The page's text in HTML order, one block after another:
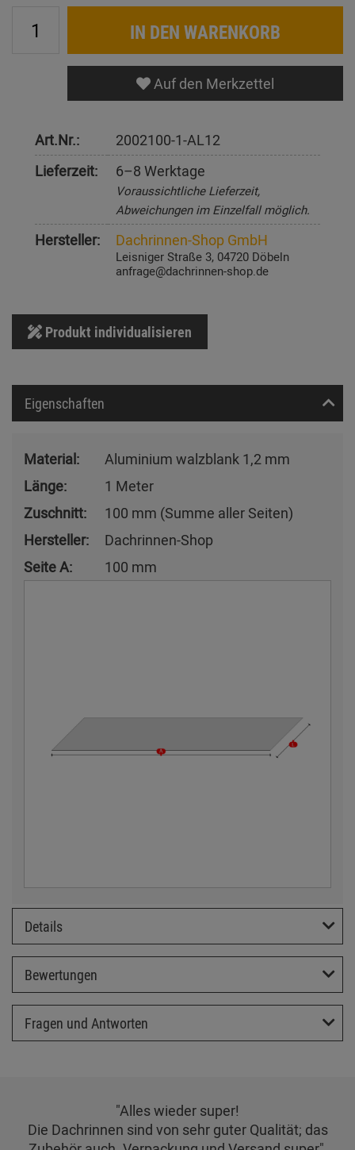
IN DEN WARENKORB
Auf den Merkzettel
Art.Nr.:
2002100-1-AL12
Lieferzeit:
6–8 Werktage
Voraussichtliche Lieferzeit,
Abweichungen im Einzelfall möglich.
Hersteller: Dachrinnen-Shop GmbH
Leisniger Straße 3, 04720 Döbeln
anfrage@dachrinnen-shop.de
Produkt individualisieren
Eigenschaften
Material:
Aluminium walzblank 1,2 mm
Länge:
1 Meter
Zuschnitt:
100 mm (Summe aller Seiten)
Hersteller:
Dachrinnen-Shop
Seite A:
100 mm
Details
Bewertungen
Fragen und Antworten
"Alles wieder super!
Die Dachrinnen sind von sehr guter Qualität; das